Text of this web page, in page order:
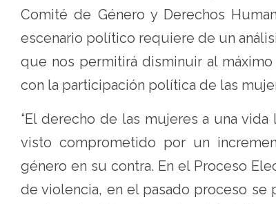
Comité de Género y Derechos
escenario político requiere de un
que nos permitirá disminuir al
con la participación política de las
“El derecho de las mujeres a una
visto comprometido por un
género en su contra. En el Proceso
de violencia, en el pasado proceso se